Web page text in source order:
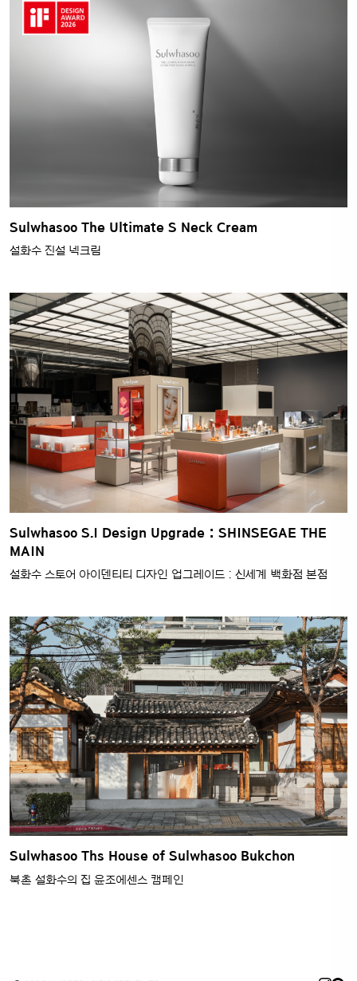
Sulwhasoo The Ultimate S Neck Cream
설화수 진설 넥크림
Sulwhasoo S.I Design Upgrade : SHINSEGAE THE
MAIN
설화수 스토어 아이덴티티 디자인 업그레이드 : 신세계 백화점 본점
Sulwhasoo Ths House of Sulwhasoo Bukchon
북촌 설화수의 집 윤조에센스 캠페인